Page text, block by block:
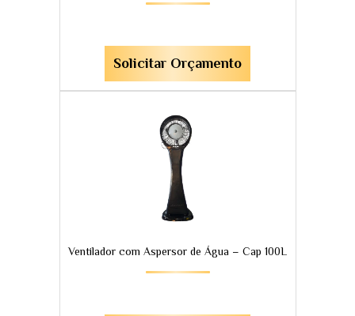
Solicitar Orçamento
Ventilador com Aspersor de Água – Cap 100L